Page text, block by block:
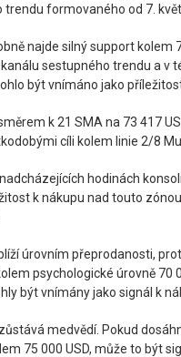
formovaného od 7.
najde silný support kolem
sestupného trendu a v
být vnímáno jako
k 21 SMA na 73 417
cíli kolem linie 2/8
hodinách
k nákupu nad touto
úrovním přeprodanosti,
psychologické úrovně
být vnímány jako signál k
medvědí. Pokud
75 000 USD, může to být